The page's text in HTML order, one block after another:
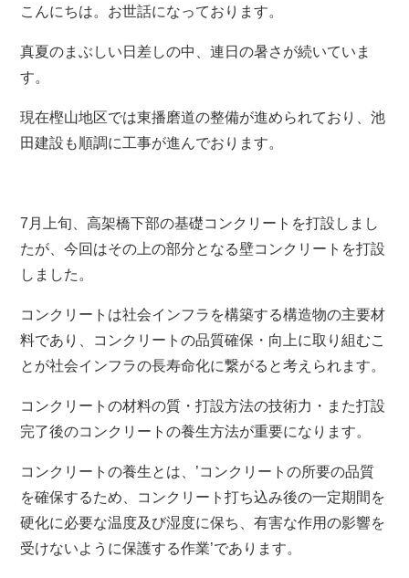
こんにちは。お世話になっております。
真夏のまぶしい日差しの中、連日の暑さが続いていま
す。
現在樫山地区では東播磨道の整備が進められており、池
田建設も順調に工事が進んでおります。
7月上旬、高架橋下部の基礎コンクリートを打設しまし
たが、今回はその上の部分となる壁コンクリートを打設
しました。
コンクリートは社会インフラを構築する構造物の主要材
料であり、コンクリートの品質確保・向上に取り組むこ
とが社会インフラの長寿命化に繋がると考えられます。
コンクリートの材料の質・打設方法の技術力・また打設
完了後のコンクリートの養生方法が重要になります。
コンクリートの養生とは、’コンクリートの所要の品質
を確保するため、コンクリート打ち込み後の一定期間を
硬化に必要な温度及び湿度に保ち、有害な作用の影響を
受けないように保護する作業’であります。